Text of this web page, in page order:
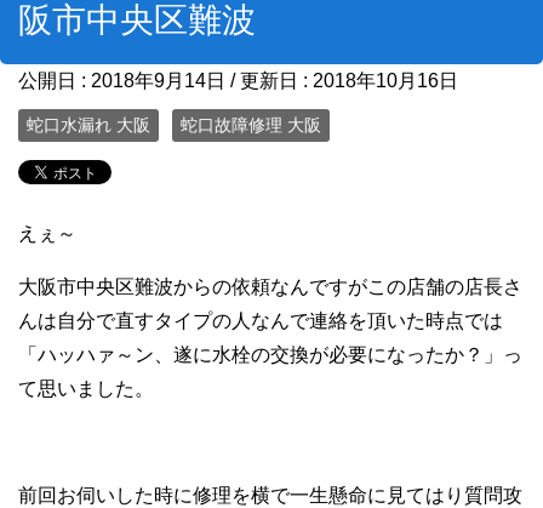
阪市中央区難波
公開日 : 2018年9月14日 / 更新日 : 2018年10月16日
蛇口水漏れ 大阪 蛇口故障修理 大阪
えぇ～
大阪市中央区難波からの依頼なんですがこの店舗の店長さ
んは自分で直すタイプの人なんで連絡を頂いた時点では
「ハッハァ～ン、遂に水栓の交換が必要になったか？」っ
て思いました。
前回お伺いした時に修理を横で一生懸命に見てはり質問攻